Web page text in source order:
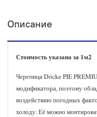
Описание
Стоимость указана за 1м2
Черепица Döcke PIE
модификатора, поэтому
воздействию погодных
холоду. Её можно